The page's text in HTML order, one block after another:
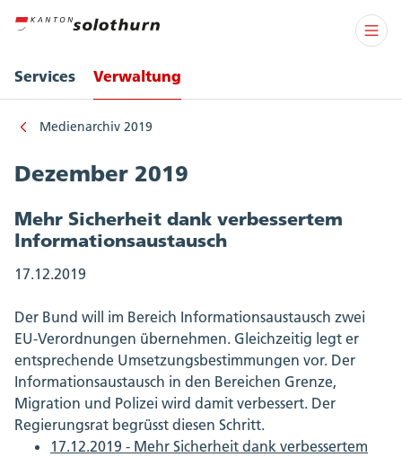
Services Verwaltung
Medienarchiv 2019
Dezember 2019
Mehr Sicherheit dank verbessertem
Informationsaustausch
17.12.2019
Der Bund will im Bereich Informationsaustausch zwei
EU-Verordnungen übernehmen. Gleichzeitig legt er
entsprechende Umsetzungsbestimmungen vor. Der
Informationsaustausch in den Bereichen Grenze,
Migration und Polizei wird damit verbessert. Der
Regierungsrat begrüsst diesen Schritt.
17.12.2019 - Mehr Sicherheit dank verbessertem